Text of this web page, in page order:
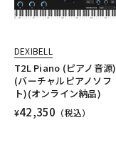
DEXIBELL
T2L Piano (ピアノ音源)
(バーチャルピアノソフ
ト)(オンライン納品)
¥42,350 （税込）